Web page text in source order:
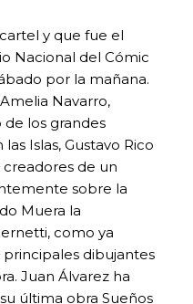
y que fue el
Nacional del Cómic
por la mañana.
Navarro,
de los grandes
Islas, Gustavo Rico
creadores de un
sobre la
Muera la
como ya
dibujantes
Juan Álvarez ha
última obra Sueños